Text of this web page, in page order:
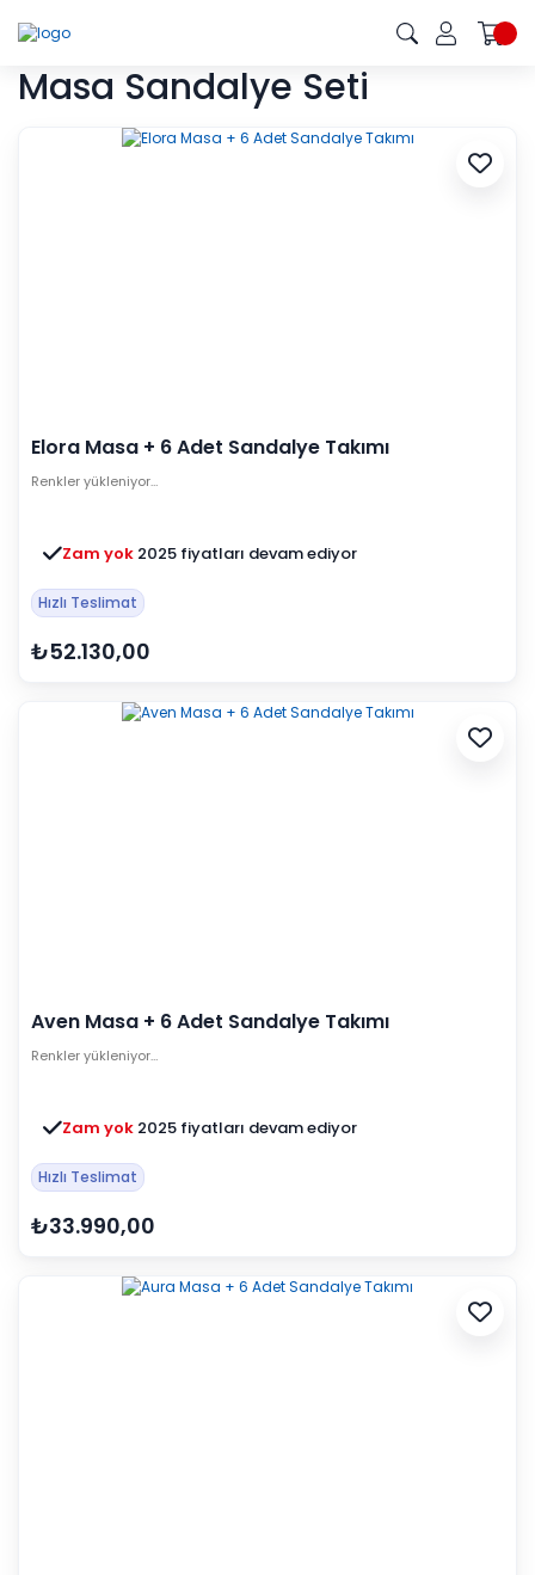
Masa Sandalye Seti
Elora Masa + 6 Adet Sandalye Takımı
Renkler yükleniyor…
Zam yok 2025 fiyatları devam ediyor
Hızlı Teslimat
₺52.130,00
Aven Masa + 6 Adet Sandalye Takımı
Renkler yükleniyor…
Zam yok 2025 fiyatları devam ediyor
Hızlı Teslimat
₺33.990,00